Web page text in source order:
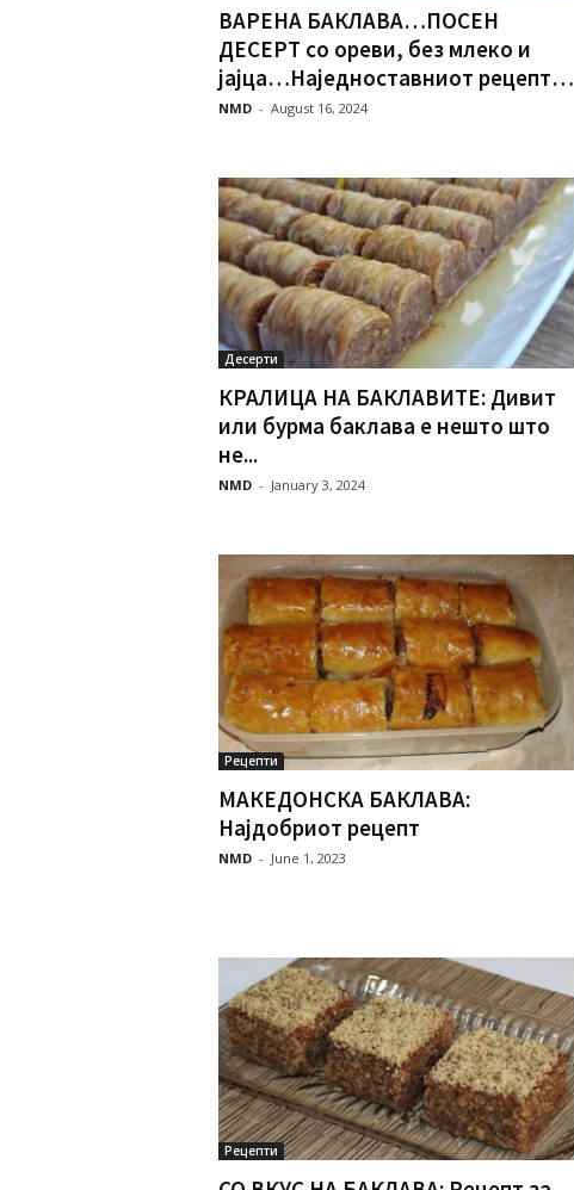
ВАРЕНА БАКЛАВА…ПОСЕН
ДЕСЕРТ со ореви, без млеко и
јајца…Наједноставниот рецепт…
NMD - August 16, 2024
Десерти
КРАЛИЦА НА БАКЛАВИТЕ: Дивит
или бурма баклава е нешто што
не...
NMD - January 3, 2024
Рецепти
МАКЕДОНСКА БАКЛАВА:
Најдобриот рецепт
NMD - June 1, 2023
Рецепти